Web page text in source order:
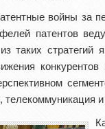
войны
патентов
таких стратегий
телекоммуникация